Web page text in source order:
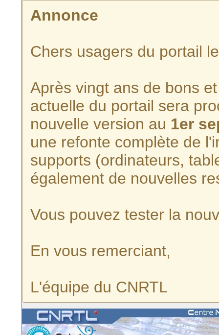
Annonce
Chers usagers du portail
Après vingt ans de bons
actuelle du portail sera
nouvelle version au 1er
une refonte complète de
supports (ordinateurs,
également de nouvelles
Vous pouvez tester la
En vous remerciant,
L'équipe du CNRTL